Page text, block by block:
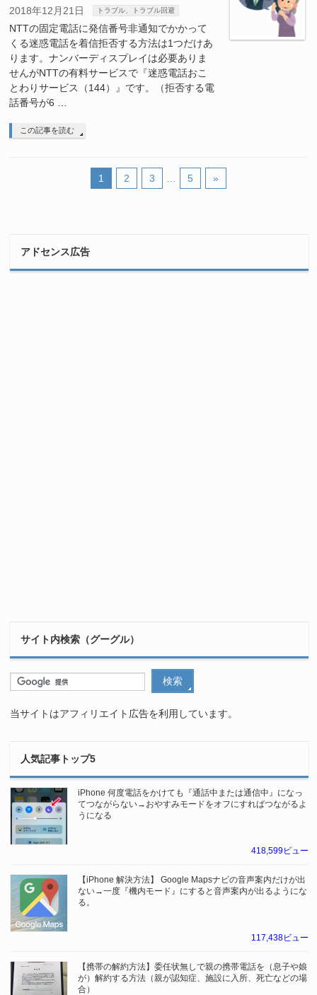
2018年12月21日 トラブル、トラブル回避
NTTの固定電話に発信番号非通知でかかって
くる迷惑電話を着信拒否する方法は1つだけあ
ります。ナンバーディスプレイは必要ありま
せんがNTTの有料サービスで『迷惑電話おこ
とわりサービス（144）』です。（拒否する電
話番号が6 …
この記事を読む
1 2 3 5 »
アドセンス広告
サイト内検索（グーグル）
当サイトはアフィリエイト広告を利用しています。
人気記事トップ5
iPhone 何度電話をかけても『通話中または通信中』になっ
てつながらない→おやすみモードをオフにすればつながるよ
うになる
418,599ビュー
【iPhone 解決方法】 Google Mapsナビの音声案内だけが出
ない→一度『機内モード』にすると音声案内が出るようにな
る。
117,438ビュー
【携帯の解約方法】委任状無しで親の携帯電話を（息子や娘
が）解約する方法（親が認知症、施設に入所、死亡などの場
合）